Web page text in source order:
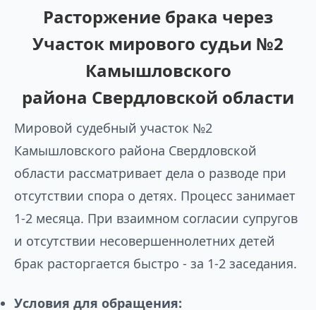
Расторжение брака через
Участок мирового судьи №2
Камышловского
района Свердловской области
Мировой судебный участок №2
Камышловского района Свердловской
области рассматривает дела о разводе при
отсутствии спора о детях. Процесс занимает
1-2 месяца. При взаимном согласии супругов
и отсутствии несовершеннолетних детей
брак расторгается быстро - за 1-2 заседания.
Условия для обращения: